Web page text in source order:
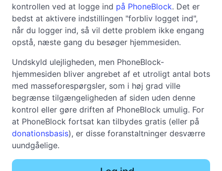
kontrollen ved at logge ind på PhoneBlock. Det er
bedst at aktivere indstillingen "forbliv logget ind",
når du logger ind, så vil dette problem ikke engang
opstå, næste gang du besøger hjemmesiden.
Undskyld ulejligheden, men PhoneBlock-
hjemmesiden bliver angrebet af et utroligt antal bots
med masseforespørgsler, som i høj grad ville
begrænse tilgængeligheden af siden uden denne
kontrol eller gøre driften af PhoneBlock umulig. For
at PhoneBlock fortsat kan tilbydes gratis (eller på
donationsbasis), er disse foranstaltninger desværre
uundgåelige.